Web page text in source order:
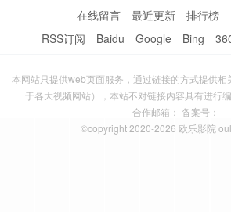
在线留言 最近更新 排行榜
RSS订阅
Baidu Google Bing
本网站只提供web页面服务，通过链接的方式提供
于各大视频网站），本站不对链接内容具有进行
合作邮箱： 备案号：
©copyright 2020-2026 欧乐影院